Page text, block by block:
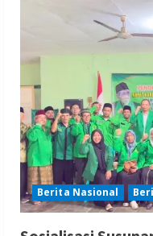
Berita Nasional